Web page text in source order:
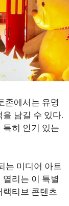
존에서는 유명
남길 수 있다.
히 인기 있는
는 미디어 아트
리는 이 특별
티브 콘텐츠